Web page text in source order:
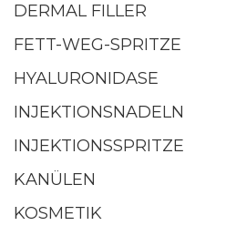
DERMAL FILLER
FETT-WEG-SPRITZE
HYALURONIDASE
INJEKTIONSNADELN
INJEKTIONSSPRITZE
KANÜLEN
KOSMETIK